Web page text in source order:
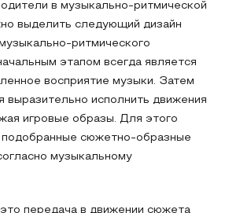
в музыкально-ритмической
выделить следующий дизайн
ритмического
этапом всегда является
восприятие музыки. Затем
выразительно исполнить движения
игровые образы. Для этого
подобранные сюжетно-образные
музыкальному
передача в движении сюжета